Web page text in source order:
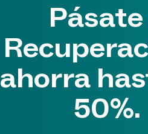
ahorra
50%.